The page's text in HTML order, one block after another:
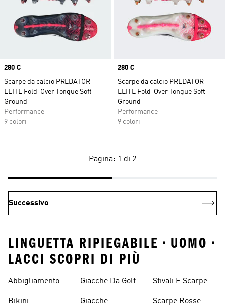
Price
280 €
Scarpe da calcio PREDATOR
ELITE Fold-Over Tongue Soft
Ground
Performance
9 colori
Price
280 €
Scarpe da calcio PREDATOR
ELITE Fold-Over Tongue Soft
Ground
Performance
9 colori
Pagina: 1 di 2
Successivo
LINGUETTA RIPIEGABILE • UOMO •
LACCI SCOPRI DI PIÙ
Abbigliamento
Bikini
Giacche Da Golf
Giacche
Stivali E Scarpe
Scarpe Rosse